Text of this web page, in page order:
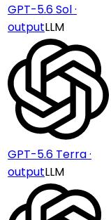
GPT-5.6 Sol ·
outputLLM
GPT-5.6 Terra ·
outputLLM